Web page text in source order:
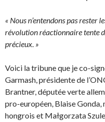
« Nous n’entendons pas rester
révolution réactionnaire tente
précieux. »
Voici la tribune que je co-
Garmash, présidente de
Brantner, députée verte
pro-européen, Blaise
hongrois et Małgorzata